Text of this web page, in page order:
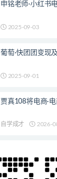
申铭老师·小红书
2025-09-03
葡萄·快团团变现
2025-09-01
贾真108将电商·
自学成才 2026-